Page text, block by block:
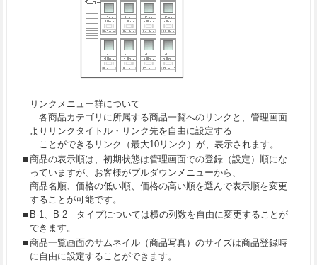
リンクメニュー群について
各商品カテゴリに所属する商品一覧へのリンクと、管理画面
よりリンクタイトル・リンク先を自由に設定する
ことができるリンク（最大10リンク）が、表示されます。
■ 商品の表示順は、初期状態は管理画面での登録（設定）順にな
っていますが、お客様がプルダウンメニューから、
商品名順、価格の低い順、価格の高い順を選んで表示順を変更
することが可能です。
■ B-1、B-2 タイプについては横の列数を自由に変更することが
できます。
■ 商品一覧画面のサムネイル（商品写真）のサイズは商品登録時
に自由に設定することができます。